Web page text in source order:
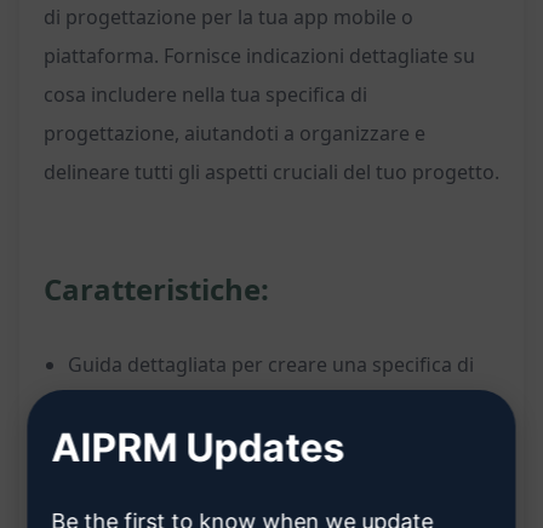
di progettazione per la tua app mobile o
piattaforma. Fornisce indicazioni dettagliate su
cosa includere nella tua specifica di
progettazione, aiutandoti a organizzare e
delineare tutti gli aspetti cruciali del tuo progetto.
Caratteristiche:
Guida dettagliata per creare una specifica di
Indicazioni chiare su cosa includere nella
Aiuta a organizzare e strutturare i dettagli del
AIPRM Updates
Be the first to know when we update